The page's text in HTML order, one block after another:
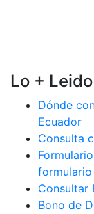
Lo + Leido
Dónde
Ecuador
Consulta
formulario
Consultar
Bono de